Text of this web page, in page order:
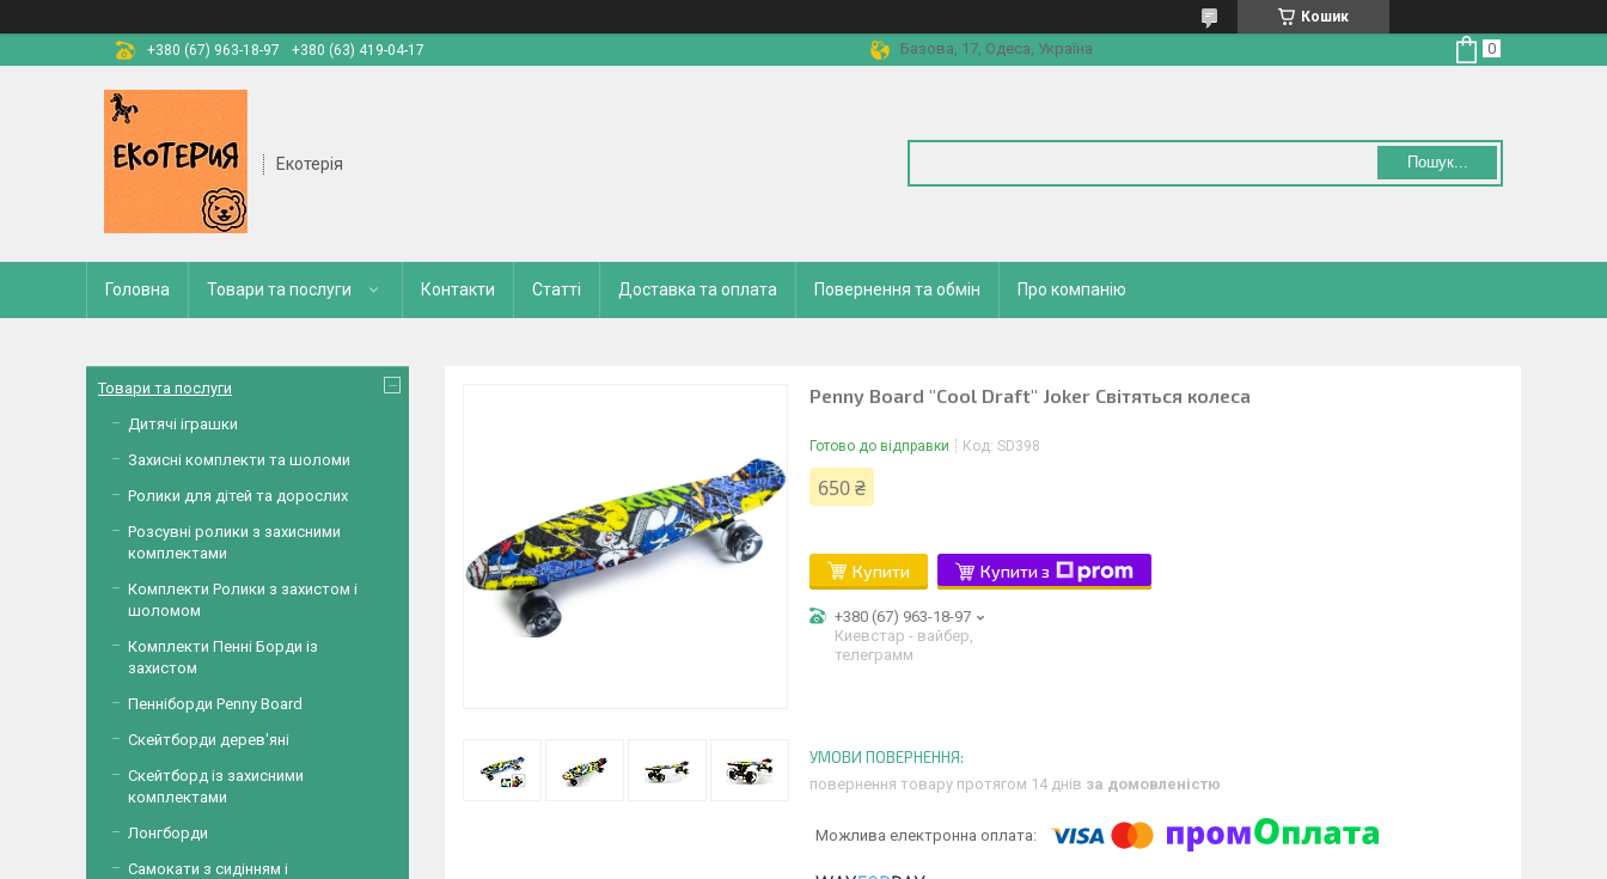
Кошик
+380 (67) 963-18-97
+380 (63) 419-04-17 Базова, 17, Одеса, Україна
Екотерія Пошук...
Головна Товари та послуги Контакти Статті Доставка та оплата Повернення та обмін Про компанію
Penny Board "Cool Draft" Joker Світяться колеса
Готово до відправки Код: SD398
650 ₴
Купити Купити з
+380 (67) 963-18-97
Киевстар - вайбер,
телеграмм
повернення товару протягом 14 днів за домовленістю
Товари та послуги
Дитячі іграшки
Захисні комплекти та шоломи
Ролики для дітей та дорослих
Розсувні ролики з захисними
комплектами
Комплекти Ролики з захистом і
шоломом
Комплекти Пенні Борди із
захистом
Пенніборди Penny Board
Скейтборди дерев'яні
Скейтборд із захисними
комплектами
Лонгборди
Самокати з сидінням і